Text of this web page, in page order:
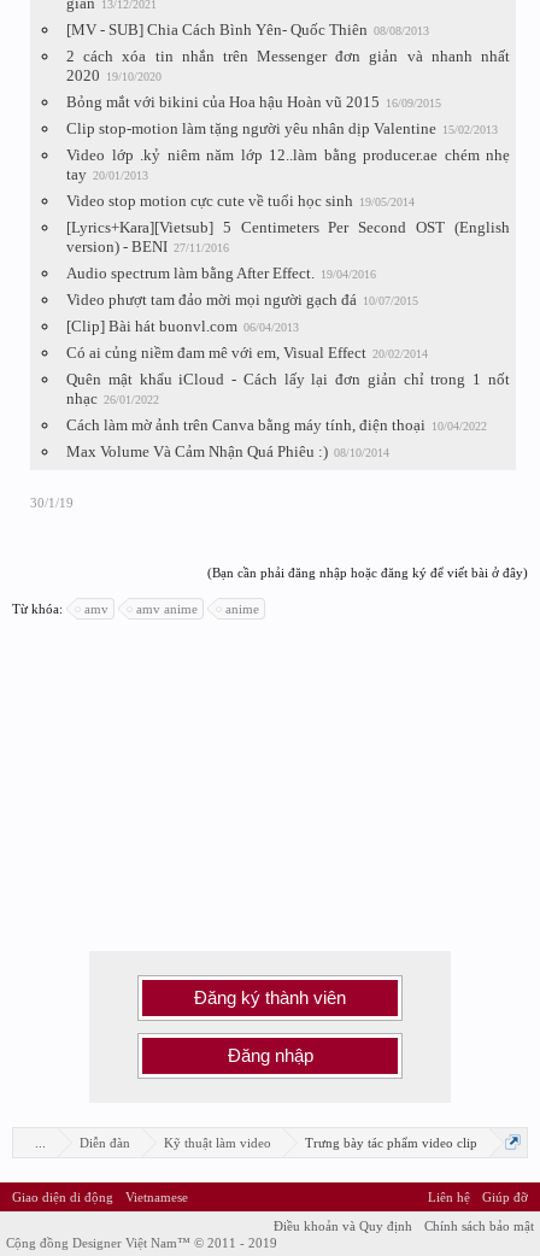
13/12/2021
[MV - SUB] Chia Cách Bình Yên- Quốc Thiên 08/08/2013
2 cách xóa tin nhắn trên Messenger đơn giản và nhanh nhất
2020
19/10/2020
Bỏng mắt với bikini của Hoa hậu Hoàn vũ 2015 16/09/2015
Clip stop-motion làm tặng người yêu nhân dịp Valentine 15/02/2013
Video lớp .kỷ niêm năm lớp 12..làm bằng producer.ae chém nhẹ
tay 20/01/2013
Video stop motion cực cute về tuổi học sinh 19/05/2014
[Lyrics+Kara][Vietsub] 5 Centimeters Per Second OST (English
version) - BENI 27/11/2016
Audio spectrum làm bằng After Effect. 19/04/2016
Video phượt tam đảo mời mọi người gạch đá 10/07/2015
[Clip] Bài hát buonvl.com 06/04/2013
Có ai củng niềm đam mê với em, Visual Effect 20/02/2014
Quên mật khẩu iCloud - Cách lấy lại đơn giản chỉ trong 1 nốt
nhạc 26/01/2022
Cách làm mờ ảnh trên Canva bằng máy tính, điện thoại 10/04/2022
Max Volume Và Cảm Nhận Quá Phiêu :) 08/10/2014
30/1/19
(Bạn cần phải đăng nhập hoặc đăng ký để viết bài ở đây)
Từ khóa: amv amv anime anime
Đăng ký thành viên
Đăng nhập
Diễn đàn Kỹ thuật làm video Trưng bày tác phẩm video clip
Giao diện di động Vietnamese Liên hệ
Giúp đỡ
Điều khoản và Quy định
Chính sách bảo mật
Cộng đồng Designer Việt Nam™ © 2011 - 2019